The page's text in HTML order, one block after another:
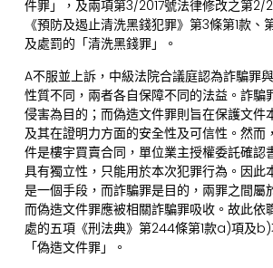
件罪」，及兩項第3/2017號法律修改之第
《預防及遏止清洗黑錢犯罪》第3條第1款、
及處罰的「清洗黑錢罪」。
A不服並上訴，中級法院合議庭認為詐騙罪
性質不同，兩者各自保障不同的法益。詐騙
侵害為目的；而偽造文件罪則旨在保護文件
及其在證明力方面的安全性及可信性。然而
件是樓宇買賣合同，單位業主授權委託確認
具有獨立性，只能用於本次犯罪行為。因此
是一個手段，而詐騙罪是目的，兩罪之間屬
而偽造文件罪應被相關詐騙罪吸收。故此依
處的五項《刑法典》第244條第1款a)項及
「偽造文件罪」。